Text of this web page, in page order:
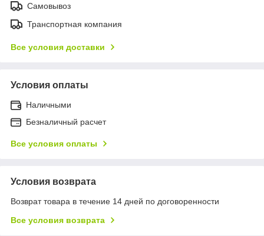
Самовывоз
Транспортная компания
Все условия доставки
Условия оплаты
Наличными
Безналичный расчет
Все условия оплаты
Условия возврата
Возврат товара в течение 14 дней по договоренности
Все условия возврата